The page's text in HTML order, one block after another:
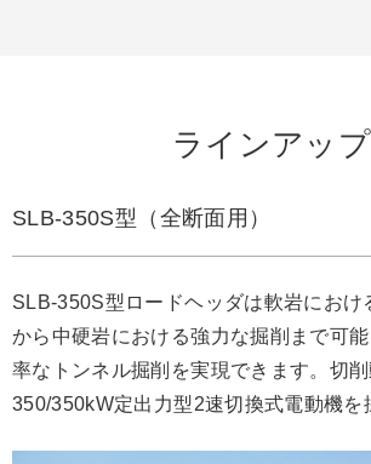
ラインアップ
SLB-350S型（全断面用）
SLB-350S型ロードヘッダは軟岩におけ
から中硬岩における強力な掘削まで可
率なトンネル掘削を実現できます。切
350/350kW定出力型2速切換式電動機を